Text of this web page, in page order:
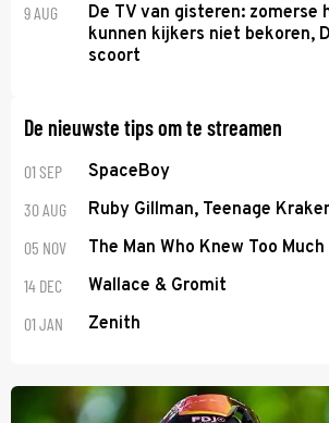
9 AUG
De TV van gisteren: zomerse
kunnen kijkers niet bekoren,
scoort
De nieuwste tips om te streamen
01 SEP SpaceBoy
30 AUG Ruby Gillman, Teenage
05 NOV The Man Who Knew Too Much
14 DEC Wallace & Gromit
01 JAN Zenith